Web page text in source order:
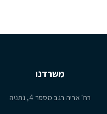
משרדנו
רח׳ אריה רגב מספר 4, נתניה